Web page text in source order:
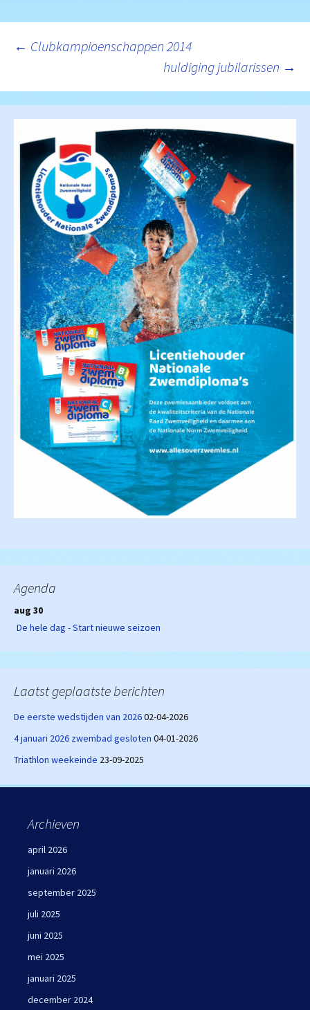
Berichtnavigatie
← Clubkampioenschappen 2014
huldiging jubilarissen →
Agenda
aug 30
De hele dag - Start nieuwe seizoen
Laatst geplaatste berichten
De eerste wedstijden van 202602-04-2026
4 januari 2026 zwembad gesloten 04-01-2026
Triathlon weekeinde 23-09-2025
Archieven
april 2026
januari 2026
september 2025
juli 2025
juni 2025
mei 2025
januari 2025
december 2024